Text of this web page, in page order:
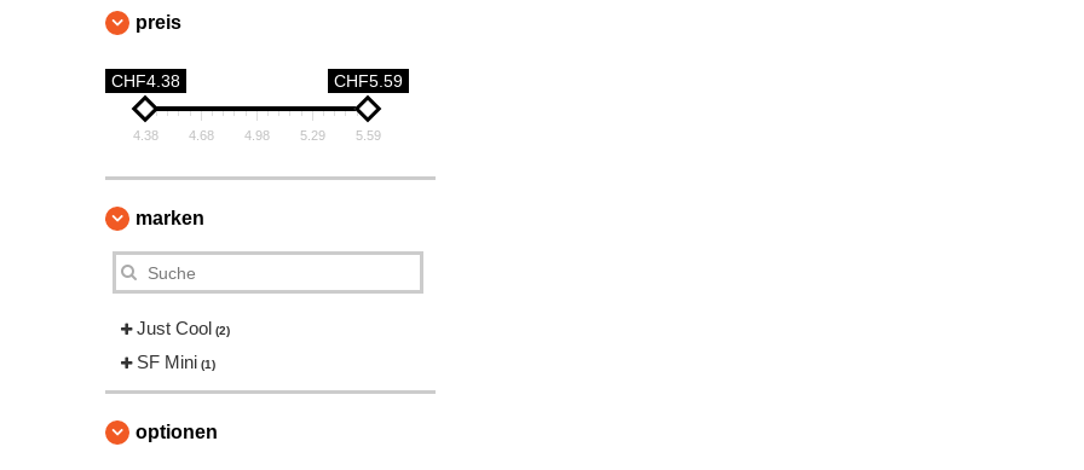
preis
CHF4.38 CHF5.59
4.38 4.68 4.98 5.29 5.59
marken
Just Cool (2)
SF Mini (1)
optionen